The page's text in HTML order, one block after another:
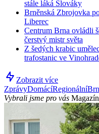
stále láká Slováky
Brněnská Zbrojovka
Liberec
Centrum Brna ovládli
čerstvý mistr světa
Z šedých krabic
trafostanic ve
Zobrazit více
ZprávyDomácíRegionální
Vybrali jsme pro vás